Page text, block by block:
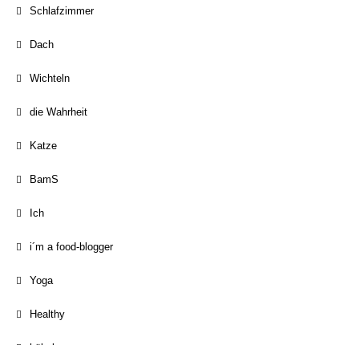
Schlafzimmer
Dach
Wichteln
die Wahrheit
Katze
BamS
Ich
i´m a food-blogger
Yoga
Healthy